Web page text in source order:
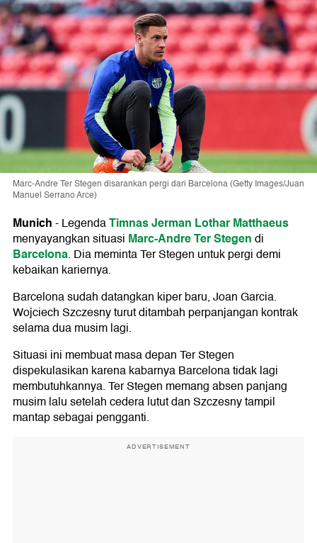
Marc-Andre Ter Stegen disarankan pergi dari Barcelona (Getty Images/Juan
Manuel Serrano Arce)
Munich-LegendaTimnas Jerman Lothar Matthaeus
menyayangkan situasi Marc-Andre Ter Stegendi
Barcelona. Dia meminta Ter Stegen untuk pergi demi
kebaikan kariernya.
Barcelona sudah datangkan kiper baru, Joan Garcia.
Wojciech Szczesny turut ditambah perpanjangan kontrak
selama dua musim lagi.
Situasi ini membuat masa depan Ter Stegen
dispekulasikan karena kabarnya Barcelona tidak lagi
membutuhkannya. Ter Stegen memang absen panjang
musim lalu setelah cedera lutut dan Szczesny tampil
mantap sebagai pengganti.
ADVERTISEMENT